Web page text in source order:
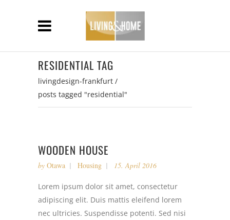
RESIDENTIAL TAG
livingdesign-frankfurt /
posts tagged "residential"
WOODEN HOUSE
by Otawa Housing 15. April 2016
Lorem ipsum dolor sit amet, consectetur
adipiscing elit. Duis mattis eleifend lorem
nec ultricies. Suspendisse potenti. Sed nisi